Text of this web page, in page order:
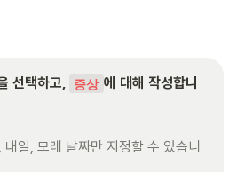
선택하고, 증상 에 대해 작성합니
일, 모레 날짜만 지정할 수 있습니